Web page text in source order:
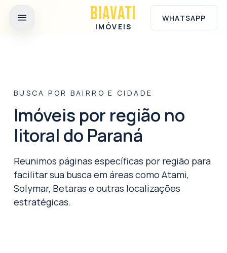
Ir para o conteúdo principal
BIAVATI
IMÓVEIS
WHATSAPP
BUSCA POR BAIRRO E CIDADE
Imóveis por região no
litoral do Paraná
Reunimos páginas específicas por região para
facilitar sua busca em áreas como Atami,
Solymar, Betaras e outras localizações
estratégicas.